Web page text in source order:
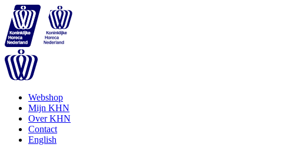
Webshop
Mijn KHN
Over KHN
Contact
English